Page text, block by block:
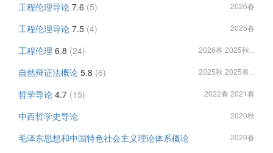
工程伦理导论 7.6 (5) 2026春
工程伦理导论 7.5 (4) 2025春
工程伦理 6.8 (24) 2026春 2025秋...
自然辩证法概论 5.8 (6) 2025秋 2025春...
哲学导论 4.7 (15) 2022春 2021春
中西哲学史导论 2020秋
毛泽东思想和中国特色社会主义理论体系概论 2020春